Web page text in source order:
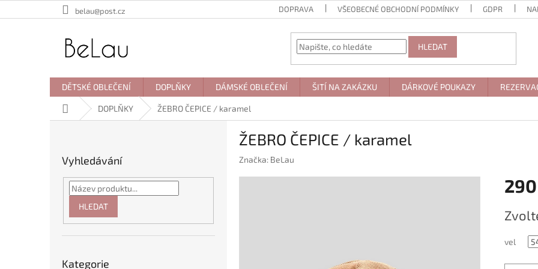
na
belau@post.cz DOPRAVA VŠEOBECNÉ OBCHODNÍ PODMÍNKY GDPR
HLEDAT
DĚTSKÉ OBLEČENÍ DOPLŇKY DÁMSKÉ OBLEČENÍ ŠITÍ NA ZAKÁZKU DÁRKOVÉ POUKAZY
Domů DOPLŇKY ŽEBRO ČEPICE / karamel
Vyhledávání
HLEDAT
kategorie
Kategorie
ŽEBRO ČEPICE / karamel
Značka: BeLau
cena:
vel